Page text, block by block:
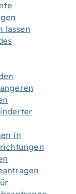
lassen
in